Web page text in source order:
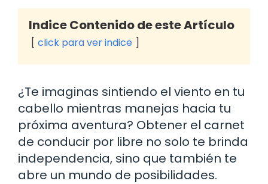
Indice Contenido de este Artículo
click para ver indice
¿Te imaginas sintiendo el viento en tu
cabello mientras manejas hacia tu
próxima aventura? Obtener el carnet
de conducir por libre no solo te brinda
independencia, sino que también te
abre un mundo de posibilidades.